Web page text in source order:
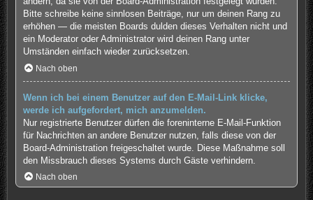
Bitte schreibe keine sinnlosen Beiträge, nur um deinen Rang zu
erhöhen — die meisten Boards dulden dieses Verhalten nicht und
ein Moderator oder Administrator wird deinen Rang unter
Umständen einfach wieder zurücksetzen.
Nach oben
Wenn ich bei einem Benutzer auf den E-Mail-Link klicke,
werde ich aufgefordert, mich anzumelden.
Nur registrierte Benutzer dürfen die foreninterne E-Mail-Funktion
für Nachrichten an andere Benutzer nutzen, falls diese von der
Board-Administration freigeschaltet wurde. Diese Maßnahme soll
den Missbrauch dieses Systems durch Gäste verhindern.
Nach oben